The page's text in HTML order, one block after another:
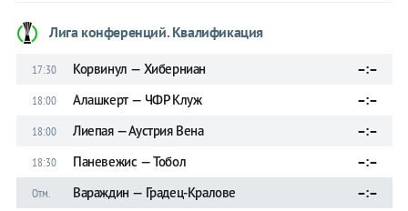
Лига конференций. Квалификация
17:30 Корвинул — Хиберниан –:–
18:00 Алашкерт — ЧФР Клуж –:–
18:00 Лиепая — Аустрия Вена –:–
18:30 Паневежис — Тобол –:–
Отм. Вараждин — Градец-Кралове –:–